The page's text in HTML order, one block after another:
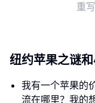
重
纽约苹果之谜
我有一个苹果的
流在哪里？我的